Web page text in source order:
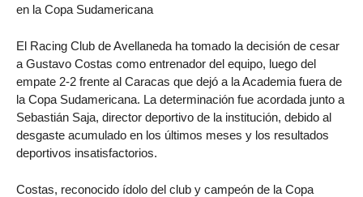
en la Copa Sudamericana
El Racing Club de Avellaneda ha tomado la decisión de cesar
a Gustavo Costas como entrenador del equipo, luego del
empate 2-2 frente al Caracas que dejó a la Academia fuera de
la Copa Sudamericana. La determinación fue acordada junto a
Sebastián Saja, director deportivo de la institución, debido al
desgaste acumulado en los últimos meses y los resultados
deportivos insatisfactorios.
Costas, reconocido ídolo del club y campeón de la Copa